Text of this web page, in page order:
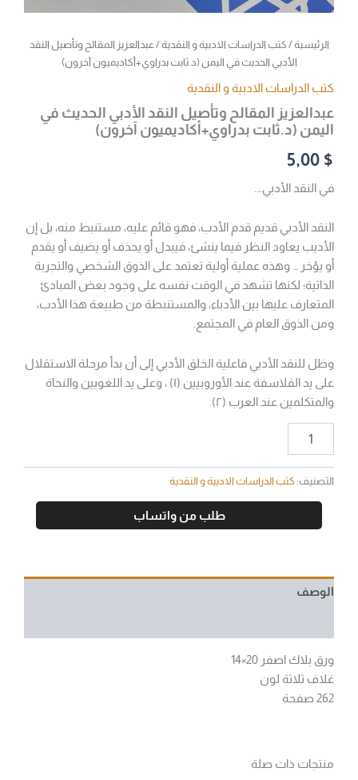
الرئيسية/ كتب الدراسات الادبية و النقدية/ عبدالعزيز المقالح وتأصيل النقد
الأدبي الحديث في اليمن (د.ثابت بدراوي+أكاديميون آخرون)
كتب الدراسات الادبية و النقدية
عبدالعزيز المقالح وتأصيل النقد الأدبي الحديث في
اليمن (د.ثابت بدراوي+أكاديميون آخرون)
5,00 $
في النقد الأدبي….
النقد الأدبي قديم قدم الأدب، فهو قائم عليه، مستنبط منه، بل إن
الأديب يعاود النظر فيما ينشئ، فيبدل أو يحذف أو يضيف أو يقدم
أو يؤخر … وهذه عملية أولية تعتمد على الذوق الشخصي والتجربة
الذاتية؛ لكنها تشهد في الوقت نفسه على وجود بعض المبادئ
المتعارف عليها بين الأدباء، والمستنبطة من طبيعة هذا الأدب،
ومن الذوق العام في المجتمع.
وظل للنقد الأدبي فاعلية الخلق الأدبي إلى أن بدأ مرحلة الاستقلال
على يد الفلاسفة عند الأوروبيين (۱) ، وعلى يد اللغويين والنحاة
والمتكلمين عند العرب (٢).
التصنيف: كتب الدراسات الادبية و النقدية
طلب من واتساب
الوصف
ورق بلاك اصفر 20×14
غلاف ثلاثة لون
262 صفحة
منتجات ذات صلة